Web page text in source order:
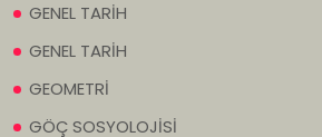
GENEL TARİH
GENEL TARİH
GEOMETRİ
GÖÇ SOSYOLOJİSİ